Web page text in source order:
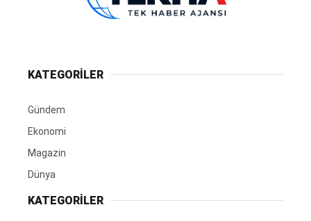
KATEGORİLER
Gündem
Ekonomi
Magazin
Dünya
KATEGORİLER